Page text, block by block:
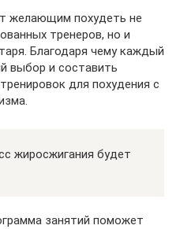
желающим похудеть не
тренеров, но и
Благодаря чему каждый
выбор и составить
для похудения с
жиросжигания будет
занятий поможет